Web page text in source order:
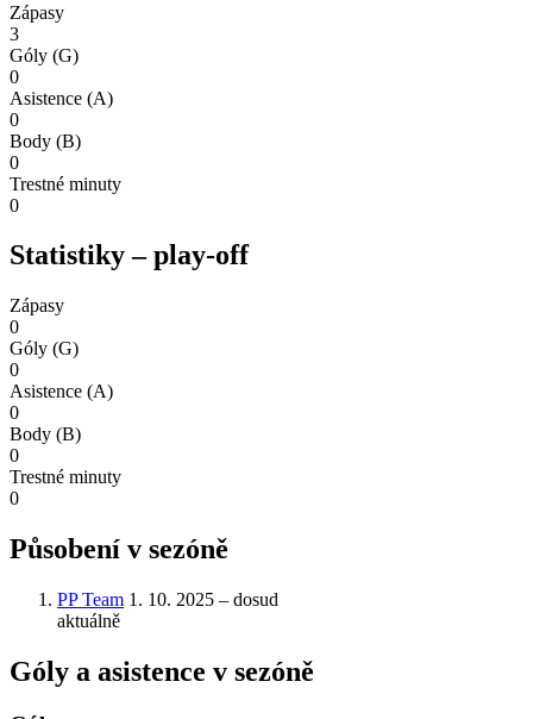
Zápasy
3
Góly (G)
0
Asistence (A)
0
Body (B)
0
Trestné minuty
0
Statistiky – play-off
Zápasy
0
Góly (G)
0
Asistence (A)
0
Body (B)
0
Trestné minuty
0
Působení v sezóně
PP Team 1. 10. 2025 – dosud
aktuálně
Góly a asistence v sezóně